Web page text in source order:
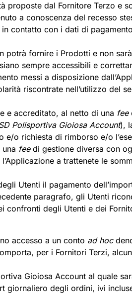
proposte dal Fornitore Terzo e
a conoscenza del recesso
contatto con i dati di
potrà fornire i Prodotti e non
sempre accessibili e
messi a disposizione
riscontrate nell’utilizzo del
e accreditato, al netto di una fee
Polisportiva Gioiosa Account),
e/o richiesta di rimborso e/o
feedi gestione diversa con
a trattenete le
Utenti il pagamento
paragrafo, gli Utenti
confronti degli Utenti e dei
accesso a un conto ad hoc
per i Fornitori Terzi,
Gioiosa Account al quale
giornaliero degli ordini, ivi